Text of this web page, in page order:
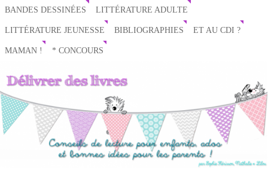
BANDES DESSINÉES LITTÉRATURE ADULTE
LITTÉRATURE JEUNESSE BIBLIOGRAPHIES ET AU CDI ?
MAMAN ! * CONCOURS